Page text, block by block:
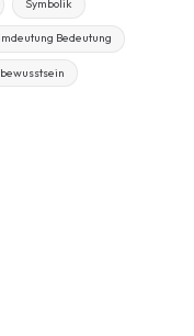
Symbolik
Bedeutung